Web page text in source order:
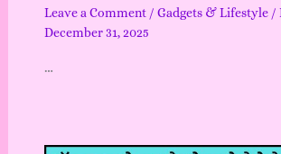
Leave a Comment / Gadgets & Lifestyle/
December 31, 2025
…